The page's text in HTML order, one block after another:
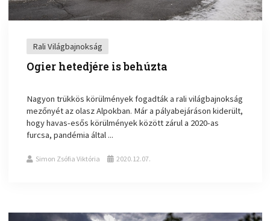
Rali Világbajnokság
Ogier hetedjére is behúzta
Nagyon trükkös körülmények fogadták a rali világbajnokság
mezőnyét az olasz Alpokban. Már a pályabejáráson kiderült,
hogy havas-esős körülmények között zárul a 2020-as
furcsa, pandémia által ...
Simon Zsófia Viktória 2020.12.07.